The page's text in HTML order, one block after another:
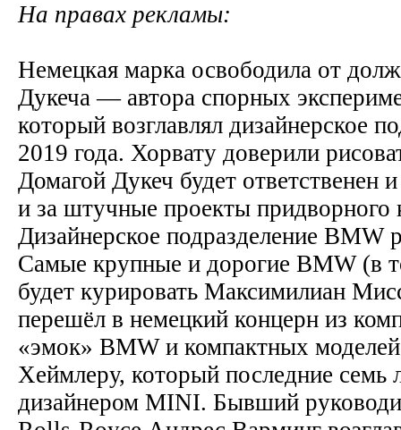
На правах рекламы:
Немецкая марка освободила от
Дукеча — автора спорных
который возглавлял дизайнерское
2019 года. Хорвату доверили
Домагой Дукеч будет ответственен
и за штучные проекты придворного
Дизайнерское подразделение BMW
Самые крупные и дорогие BMW (в
будет курировать Максимилиан
перешёл в немецкий концерн из
«эмок» BMW и компактных
Хеймлеру, который последние
дизайнером MINI. Бывший